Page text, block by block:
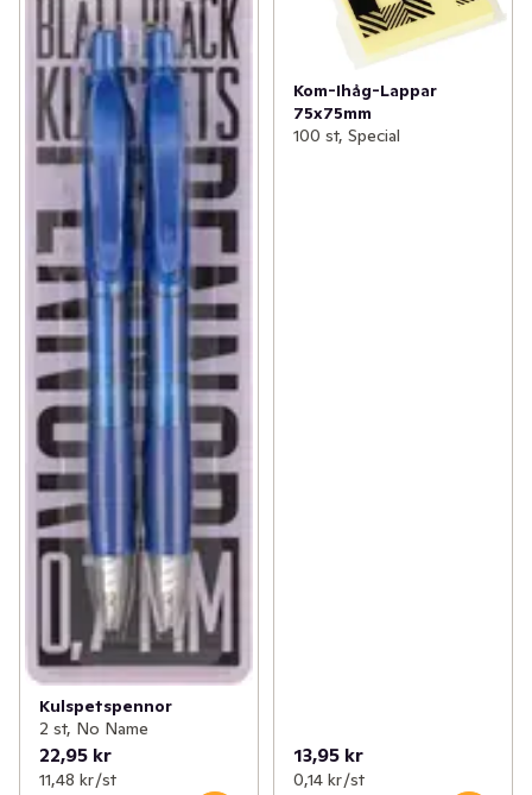
Kulspetspennor
2 st, No Name
22,95 kr
11,48 kr /st
Kom-Ihåg-Lappar
75x75mm
100 st, Special
13,95 kr
0,14 kr /st